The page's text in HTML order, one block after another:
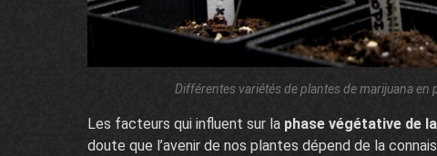
Différentes variétés de plantes de marijuana en
Les facteurs qui influent sur la phase végétative de
doute que l’avenir de nos plantes dépend de la